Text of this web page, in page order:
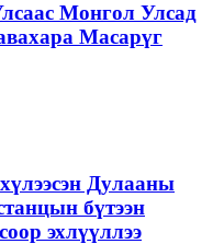
Монгол Улсад
Масарүг
Дулааны
бүтээн
эхлүүллээ